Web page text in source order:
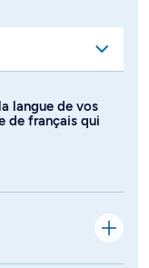
langue de vos
de français qui